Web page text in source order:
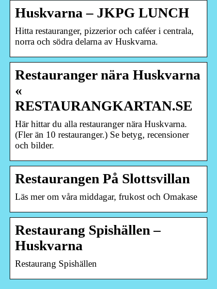
Huskvarna – JKPG LUNCH
Hitta restauranger, pizzerior och caféer i centrala,
norra och södra delarna av Huskvarna.
Restauranger nära Huskvarna
«
RESTAURANGKARTAN.SE
Här hittar du alla restauranger nära Huskvarna.
(Fler än 10 restauranger.) Se betyg, recensioner
och bilder.
Restaurangen På Slottsvillan
Läs mer om våra middagar, frukost och Omakase
Restaurang Spishällen –
Huskvarna
Restaurang Spishällen